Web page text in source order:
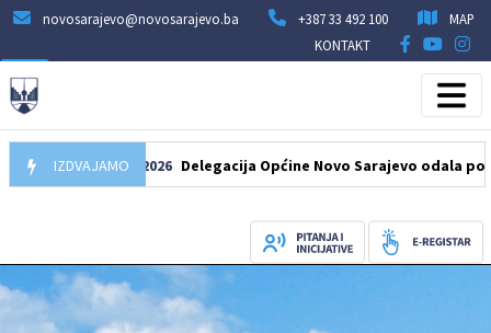
novosarajevo@novosarajevo.ba +387 33 492 100
MAP
KONTAKT
IZDVAJAMO
07.08.2026 Delegacija Općine Novo Sarajevo odala počast